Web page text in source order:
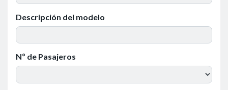
Descripción del modelo
Nº de Pasajeros